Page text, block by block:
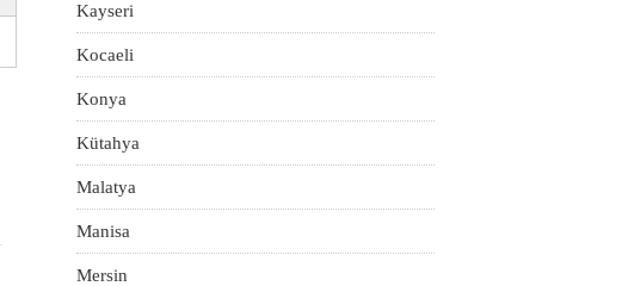
Kayseri
Kocaeli
Konya
Kütahya
Malatya
Manisa
Mersin